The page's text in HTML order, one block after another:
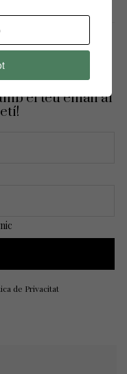
de tots els
el teu email al
de Privacitat